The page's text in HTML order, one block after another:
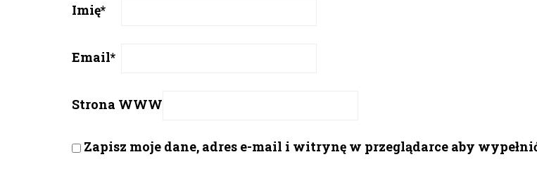
Imię*
Email*
Strona WWW
Zapisz moje dane, adres e-mail i witrynę w przeglądarce aby